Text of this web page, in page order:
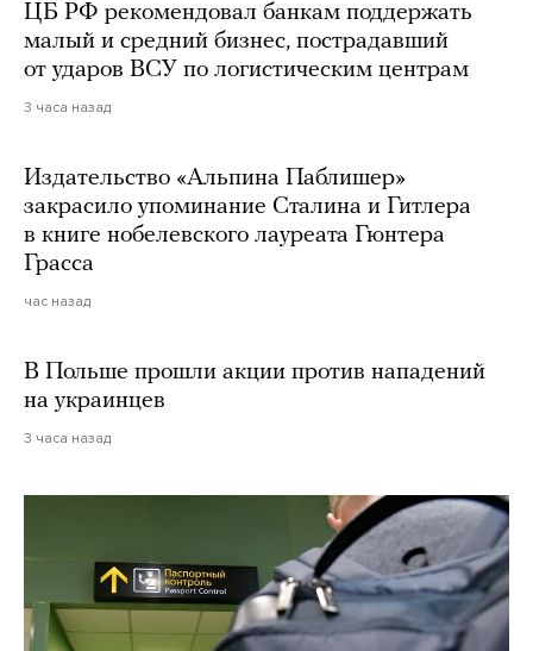
ЦБ РФ рекомендовал банкам поддержать
малый и средний бизнес, пострадавший
от ударов ВСУ по логистическим центрам
3 часа назад
Издательство «Альпина Паблишер»
закрасило упоминание Сталина и Гитлера
в книге нобелевского лауреата Гюнтера
Грасса
час назад
В Польше прошли акции против нападений
на украинцев
3 часа назад